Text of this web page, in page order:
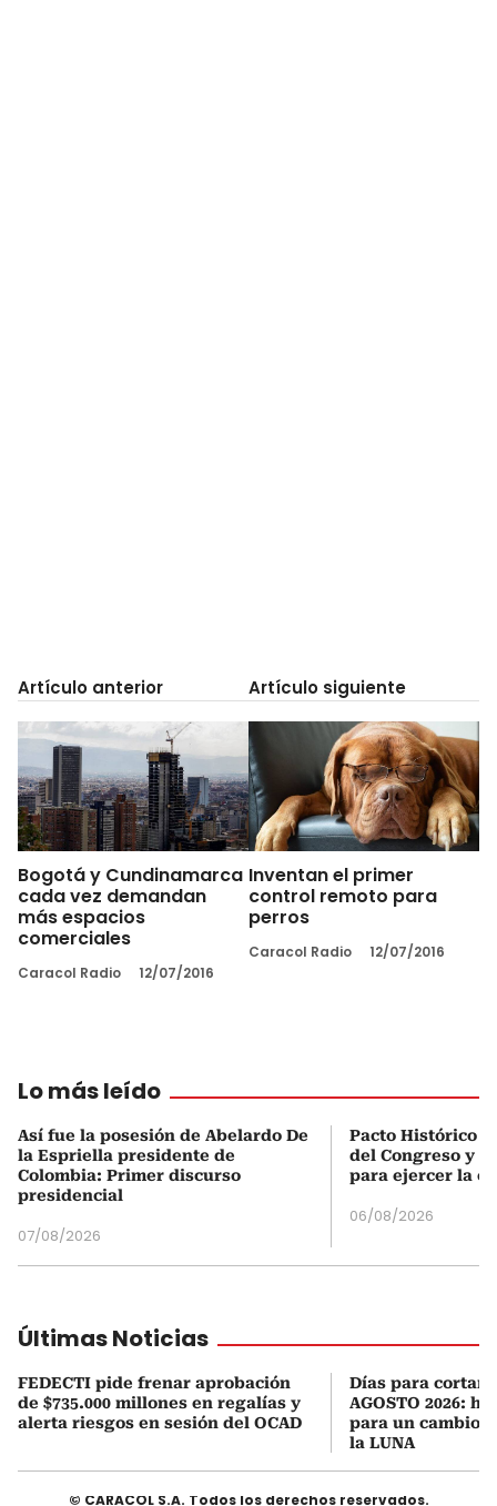
Artículo anterior
Bogotá y Cundinamarca
cada vez demandan
más espacios
comerciales
Caracol Radio 12/07/2016
Artículo siguiente
Inventan el primer
control remoto para
perros
Caracol Radio 12/07/2016
Lo más leído
Así fue la posesión de Abelardo De
la Espriella presidente de
Colombia: Primer discurso
presidencial
07/08/2026
Pacto Histórico
del Congreso y
para ejercer la
06/08/2026
Últimas Noticias
FEDECTI pide frenar aprobación
de $735.000 millones en regalías y
alerta riesgos en sesión del OCAD
Días para
AGOSTO 2026:
para un cambio
la LUNA
© CARACOL S.A. Todos los derechos reservados.